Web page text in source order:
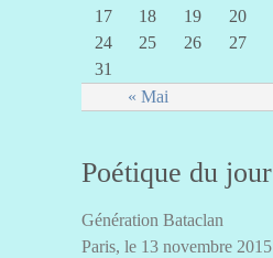
« Mai
17
18 19 20
24
25 26 27
31
Poétique du jour
Génération Bataclan
Paris, le 13 novembre 2015